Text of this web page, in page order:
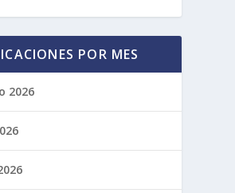
POR MES
2026